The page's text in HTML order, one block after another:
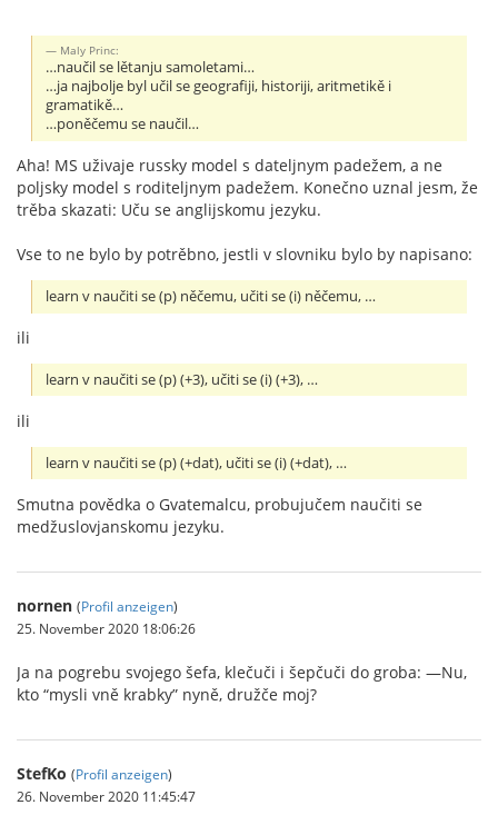
Maly Princ:
…naučil se lětanju samoletami…
…ja najbolje byl učil se geografiji, historiji, aritmetikě i
gramatikě…
…poněčemu se naučil…
Aha! MS uživaje russky model s dateljnym padežem, a ne
poljsky model s roditeljnym padežem. Konečno uznal jesm, že
trěba skazati: Uču se anglijskomu jezyku.
Vse to ne bylo by potrěbno, jestli v slovniku bylo by napisano:
learn v naučiti se (p) něčemu, učiti se (i) něčemu, …
ili
learn v naučiti se (p) (+3), učiti se (i) (+3), …
ili
learn v naučiti se (p) (+dat), učiti se (i) (+dat), …
Smutna povědka o Gvatemalcu, probujučem naučiti se
medžuslovjanskomu jezyku.
nornen (Profil anzeigen)
25. November 2020 18:06:26
Ja na pogrebu svojego šefa, klečuči i šepčuči do groba: —Nu,
kto “mysli vně krabky” nyně, družče moj?
StefKo (Profil anzeigen)
26. November 2020 11:45:47